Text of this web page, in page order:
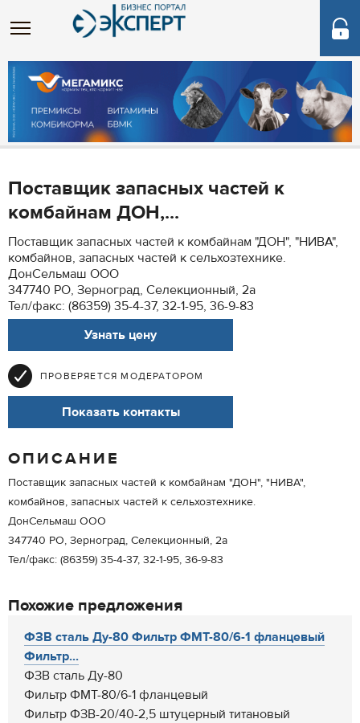
Поставщик запасных частей к
комбайнам ДОН,...
Поставщик запасных частей к комбайнам "ДОН", "НИВА",
комбайнов, запасных частей к сельхозтехнике.
ДонСельмаш ООО
347740 РО, Зерноград, Селекционный, 2а
Тел/факс: (86359) 35-4-37, 32-1-95, 36-9-83
Узнать цену
ПРОВЕРЯЕТСЯ МОДЕРАТОРОМ
Показать контакты
ОПИСАНИЕ
Поставщик запасных частей к комбайнам "ДОН", "НИВА",
комбайнов, запасных частей к сельхозтехнике.
ДонСельмаш ООО
347740 РО, Зерноград, Селекционный, 2а
Тел/факс: (86359) 35-4-37, 32-1-95, 36-9-83
Похожие предложения
ФЗВ сталь Ду-80 Фильтр ФМТ-80/6-1 фланцевый
Фильтр...
ФЗВ сталь Ду-80
Фильтр ФМТ-80/6-1 фланцевый
Фильтр ФЗВ-20/40-2,5 штуцерный титановый